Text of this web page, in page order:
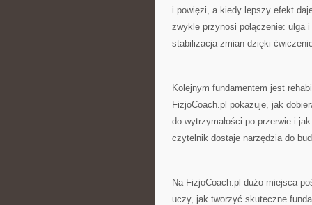
i powięzi, a kiedy lepszy efekt
zwykle przynosi połączenie: ulga
stabilizacja zmian dzięki
Kolejnym fundamentem jest
FizjoCoach.pl pokazuje, jak
do wytrzymałości po przerwie i
czytelnik dostaje narzędzia do
Na FizjoCoach.pl dużo miejsca
uczy, jak tworzyć skuteczne